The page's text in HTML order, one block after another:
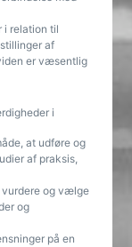
i relation til
af
er væsentlig
i
at udføre og
af praksis,
vurdere og vælge
og
på en